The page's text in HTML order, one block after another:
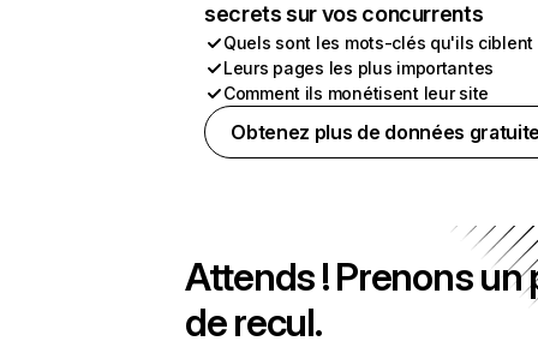
secrets sur vos concurrents
Quels sont les mots-clés qu'ils ciblent
Leurs pages les plus importantes
Comment ils monétisent leur site
Obtenez plus de données
Attends ! Prenons un
de recul.